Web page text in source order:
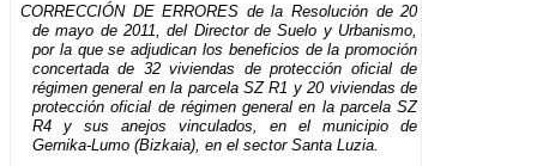
CORRECCIÓN DE ERRORES de la Resolución de 20
de mayo de 2011, del Director de Suelo y Urbanismo,
por la que se adjudican los beneficios de la promoción
concertada de 32 viviendas de protección oficial de
régimen general en la parcela SZ R1 y 20 viviendas de
protección oficial de régimen general en la parcela SZ
R4 y sus anejos vinculados, en el municipio de
Gernika-Lumo (Bizkaia), en el sector Santa Luzia.